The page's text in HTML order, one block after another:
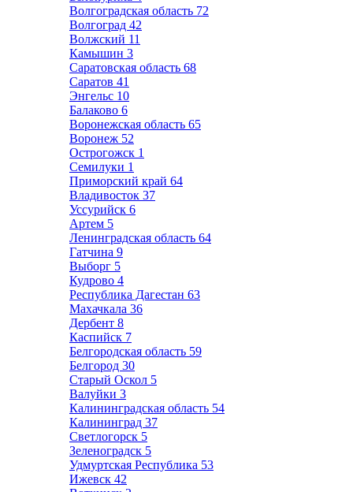
Волгоградская область 72
Волгоград 42
Волжский 11
Камышин 3
Саратовская область 68
Саратов 41
Энгельс 10
Балаково 6
Воронежская область 65
Воронеж 52
Острогожск 1
Семилуки 1
Приморский край 64
Владивосток 37
Уссурийск 6
Артем 5
Ленинградская область 64
Гатчина 9
Выборг 5
Кудрово 4
Республика Дагестан 63
Махачкала 36
Дербент 8
Каспийск 7
Белгородская область 59
Белгород 30
Старый Оскол 5
Валуйки 3
Калининградская область 54
Калининград 37
Светлогорск 5
Зеленоградск 5
Удмуртская Республика 53
Ижевск 42